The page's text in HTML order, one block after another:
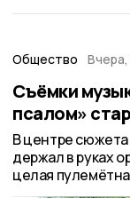
Общество
Съёмки
псалом»
В центре сюжета
держал в руках
целая